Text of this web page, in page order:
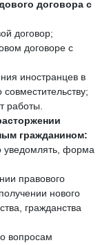
договора с
договор;
договоре с
иностранцев в
работы.
гражданином:
уведомлять, форма
правового
нового
гражданства
вопросам